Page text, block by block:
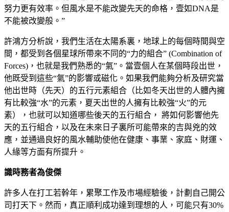
努力更有效率。但風水是不能改變先天的命格，壹如DNA是
不能被改變般。”
許鴻方分析說，我們生活在太陽系裏，地球上的每個時間與空
間，都受到各個星球所帶來不同的“力的組合” (Combination of
Forces)，也就是我們熟悉的“氣”。當壹個人在某個時段出世，
他既受到這些“氣”的影響或磁化。如果我們能夠分析及研究當
他出世時（先天）的五行元素組合（比如冬天出世的人體內擁
有比較強“水”的元素，夏天出世的人擁有比較強“火”的元
素），也就可以知道哪些後天的五行組合， 將如何影響他先
天的五行組合，以及在未來日子裏所可能帶來的吉與兇的效
應，並通過良好的風水輔助使他在健康、事業、家庭、財運、
人緣等方面有所提升。
識時務者為俊傑
許多人在打工若幹年，累聚工作及市場經驗後，計劃自己開公
司打天下。然而，真正順利成功達到理想的人，可能只有30%